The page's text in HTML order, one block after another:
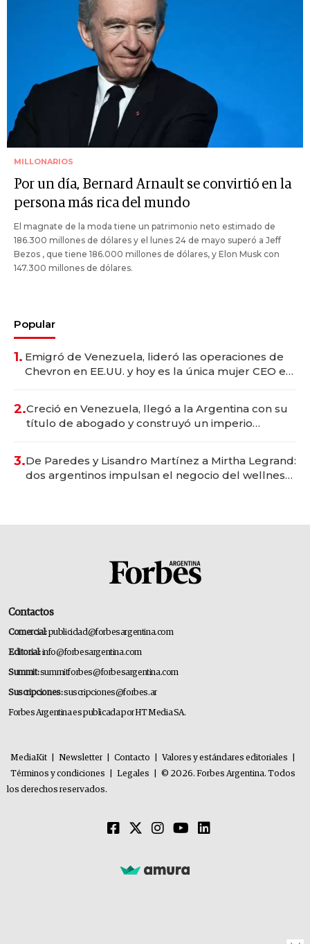
MILLONARIOS
Por un día, Bernard Arnault se convirtió en la
persona más rica del mundo
El magnate de la moda tiene un patrimonio neto estimado de
186.300 millones de dólares y el lunes 24 de mayo superó a Jeff
Bezos , que tiene 186.000 millones de dólares, y Elon Musk con
147.300 millones de dólares.
Popular
1. Emigró de Venezuela, lideró las operaciones de
Chevron en EE.UU. y hoy es la única mujer CEO en
2.Creció en Venezuela, llegó a la Argentina con su
título de abogado y construyó un imperio
3.De Paredes y Lisandro Martínez a Mirtha Legrand:
dos argentinos impulsan el negocio del wellness
Contactos
Comercial:publicidad@forbesargentina.com
Editorial:info@forbesargentina.com
Summit:summitforbes@forbesargentina.com
Suscripciones:suscripciones@forbes.ar
Forbes Argentina es publicada por HT Media SA.
MediaKit Newsletter Contacto Valores y estándares editoriales
Términos y condiciones
Legales
© 2026. Forbes Argentina. Todos
los derechos reservados.